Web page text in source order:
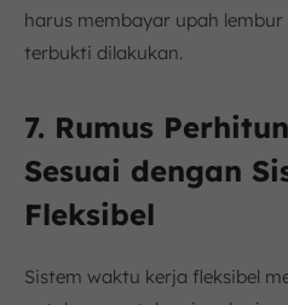
harus membayar upah
terbukti dilakukan.
7. Rumus
Sesuai dengan
Fleksibel
Sistem waktu kerja fleksibel